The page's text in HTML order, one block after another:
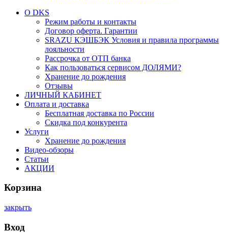
О DKS
Режим работы и контакты
Договор оферта. Гарантии
SRAZU КЭШБЭК Условия и правила программы
лояльности
Рассрочка от ОТП банка
Как пользоваться сервисом ДОЛЯМИ?
Хранение до рождения
Отзывы
ЛИЧНЫЙ КАБИНЕТ
Оплата и доставка
Бесплатная доставка по России
Скидка под конкурента
Услуги
Хранение до рождения
Видео-обзоры
Статьи
АКЦИИ
Корзина
закрыть
Вход